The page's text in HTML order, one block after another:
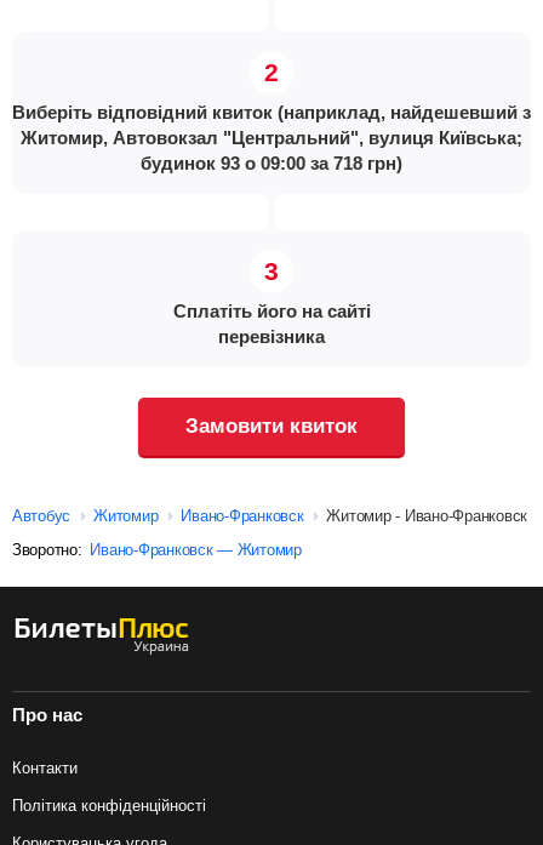
Виберіть відповідний квиток (наприклад, найдешевший з
Житомир, Автовокзал "Центральний", вулиця Київська;
будинок 93 о 09:00 за 718 грн)
Сплатіть його на сайті
перевізника
Замовити квиток
Автобус Житомир Ивано-Франковск
Житомир - Ивано-Франковск
Зворотно: Ивано-Франковск — Житомир
Про нас
Контакти
Політика конфіденційності